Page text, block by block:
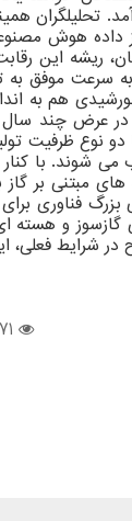
هوش
ریشه این
موفق به
هم به
شرایط دشواری گرفتار شده ایم.»
نوع ظرفیت
شوند. با
مبتنی
فناوری
گازسوز و
در شرایط